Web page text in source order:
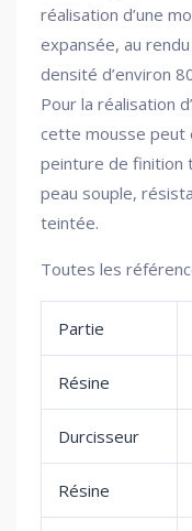
réalisation d’une
expansée, au
densité d’environ
Pour la réalisation
cette mousse peut
peinture de finition
peau souple,
teintée.
Toutes les
Partie
Résine
Durcisseur
Résine